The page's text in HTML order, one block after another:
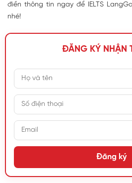
điền thông tin ngay để IELTS
nhé!
ĐĂNG KÝ NHẬN
Đăng ký